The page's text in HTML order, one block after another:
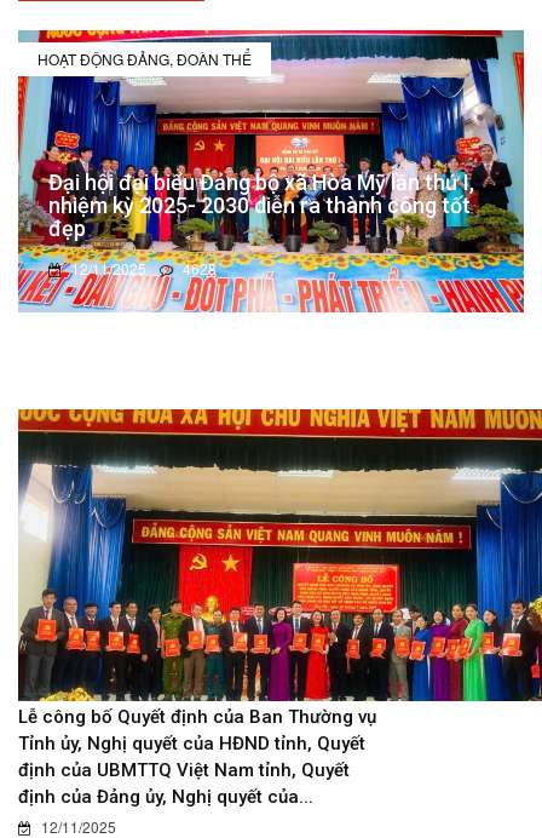
HOẠT ĐỘNG ĐẢNG, ĐOÀN THỂ
Đại hội đại biểu Đảng bộ xã Hòa Mỹ lần thứ I,
nhiệm kỳ 2025- 2030 diễn ra thành công tốt
đẹp
12/11/2025 4628
Lễ công bố Quyết định của Ban Thường vụ
Tỉnh ủy, Nghị quyết của HĐND tỉnh, Quyết
định của UBMTTQ Việt Nam tỉnh, Quyết
định của Đảng ủy, Nghị quyết của...
12/11/2025